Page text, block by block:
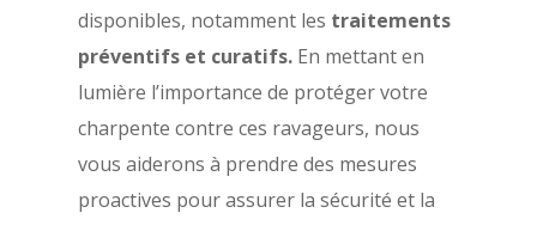
disponibles, notamment les traitements
préventifs et curatifs.En mettant en
lumière l’importance de protéger votre
charpente contre ces ravageurs, nous
vous aiderons à prendre des mesures
proactives pour assurer la sécurité et la